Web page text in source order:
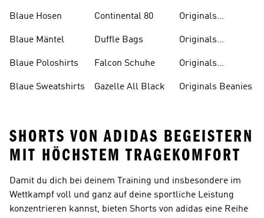
Blaue Hosen
Blaue Mäntel
Blaue Poloshirts
Blaue Sweatshirts
Continental 80
Duffle Bags
Falcon Schuhe
Gazelle All Black
Originals
Originals
Originals
Oberteile
Originals Beanies
SHORTS VON ADIDAS BEGEISTERN
MIT HÖCHSTEM TRAGEKOMFORT
Damit du dich bei deinem Training und insbesondere im
Wettkampf voll und ganz auf deine sportliche Leistung
konzentrieren kannst, bieten Shorts von adidas eine Reihe